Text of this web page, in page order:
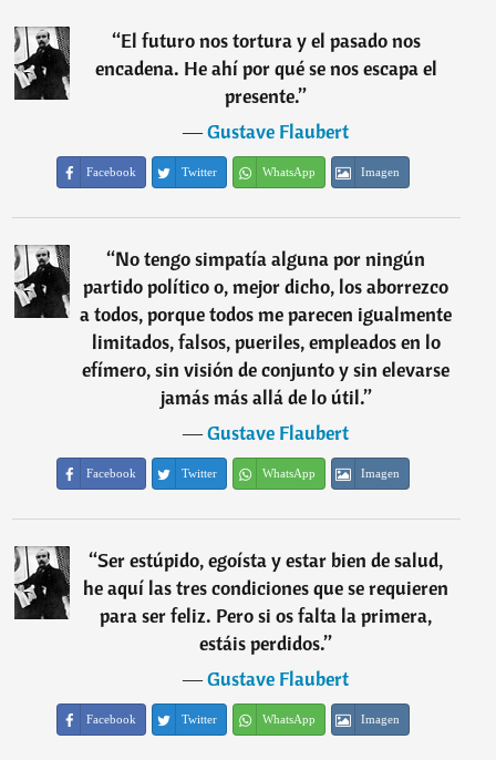
“El futuro nos tortura y el pasado nos
encadena. He ahí por qué se nos escapa el
presente.”
―Gustave Flaubert
Facebook Twitter WhatsApp Imagen
“No tengo simpatía alguna por ningún
partido político o, mejor dicho, los aborrezco
a todos, porque todos me parecen igualmente
limitados, falsos, pueriles, empleados en lo
efímero, sin visión de conjunto y sin elevarse
jamás más allá de lo útil.”
―Gustave Flaubert
Facebook Twitter WhatsApp Imagen
“Ser estúpido, egoísta y estar bien de salud,
he aquí las tres condiciones que se requieren
para ser feliz. Pero si os falta la primera,
estáis perdidos.”
―Gustave Flaubert
Facebook Twitter WhatsApp Imagen